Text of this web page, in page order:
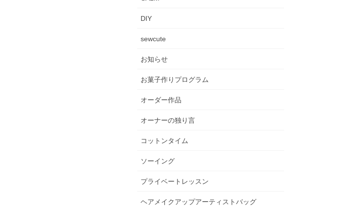
DIY
sewcute
お知らせ
お菓子作りプログラム
オーダー作品
オーナーの独り言
コットンタイム
ソーイング
プライベートレッスン
ヘアメイクアップアーティストバッグ